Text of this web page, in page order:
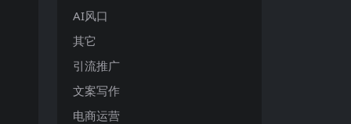
AI风口
其它
引流推广
文案写作
电商运营